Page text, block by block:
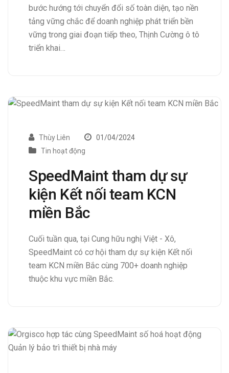
bước hướng tới chuyển đổi số toàn diện, tạo nền
tảng vững chắc để doanh nghiệp phát triển bền
vững trong giai đoạn tiếp theo, Thịnh Cường ô tô
triển khai…
Thùy Liên
01/04/2024
Tin hoạt động
SpeedMaint tham dự sự
kiện Kết nối team KCN
miền Bắc
Cuối tuần qua, tại Cung hữu nghị Việt - Xô,
SpeedMaint có cơ hội tham dự sự kiện Kết nối
team KCN miền Bắc cùng 700+ doanh nghiệp
thuộc khu vực miền Bắc.